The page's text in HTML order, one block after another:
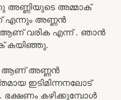
അണ്ണിയുടെ അമ്മാക്
എന്നും അണ്ണൻ
ആണ് വരിക എന്ന് . ഞാൻ
കയിഞ്ഞു.
ആണ് അണ്ണൻ
ഇടിമിന്നനലോട്
കഴിക്കുമ്പോൾ